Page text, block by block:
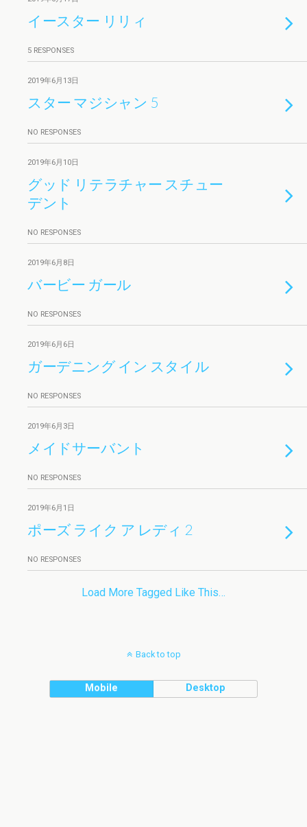
イースター リリィ
5 RESPONSES
2019年6月13日
スター マジシャン 5
NO RESPONSES
2019年6月10日
グッド リテラチャー スチュー
デント
NO RESPONSES
2019年6月8日
バービー ガール
NO RESPONSES
2019年6月6日
ガーデニング イン スタイル
NO RESPONSES
2019年6月3日
メイドサーバント
NO RESPONSES
2019年6月1日
ポーズ ライク ア レディ 2
NO RESPONSES
Load More Tagged Like This…
Back to top
Mobile Desktop